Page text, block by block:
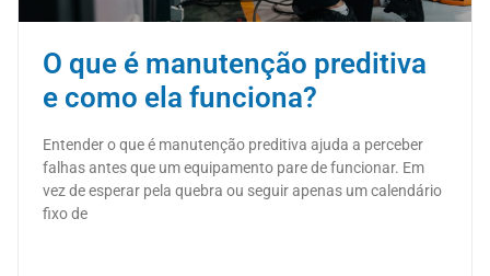
O que é manutenção preditiva
e como ela funciona?
Entender o que é manutenção preditiva ajuda a perceber
falhas antes que um equipamento pare de funcionar. Em
vez de esperar pela quebra ou seguir apenas um calendário
fixo de